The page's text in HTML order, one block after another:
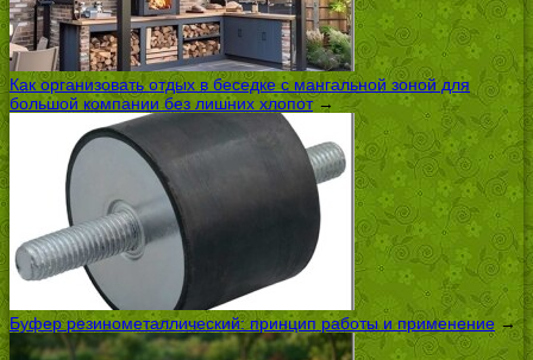
Как организовать отдых в беседке с мангальной зоной для
большой компании без лишних хлопот→
Буфер резинометаллический: принцип работы и применение →